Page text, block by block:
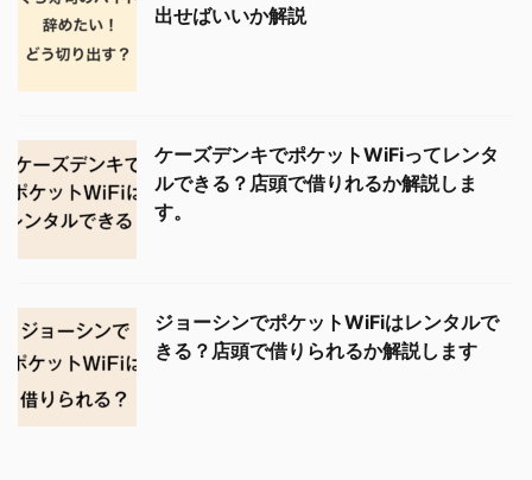
出せばいいか解説
ケーズデンキでポケットWiFiってレンタ
ルできる？店頭で借りれるか解説しま
す。
ジョーシンでポケットWiFiはレンタルで
きる？店頭で借りられるか解説します